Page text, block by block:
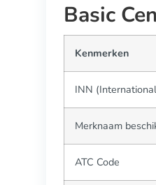
Basic
Kenmerken
INN
Merknaam
ATC Code